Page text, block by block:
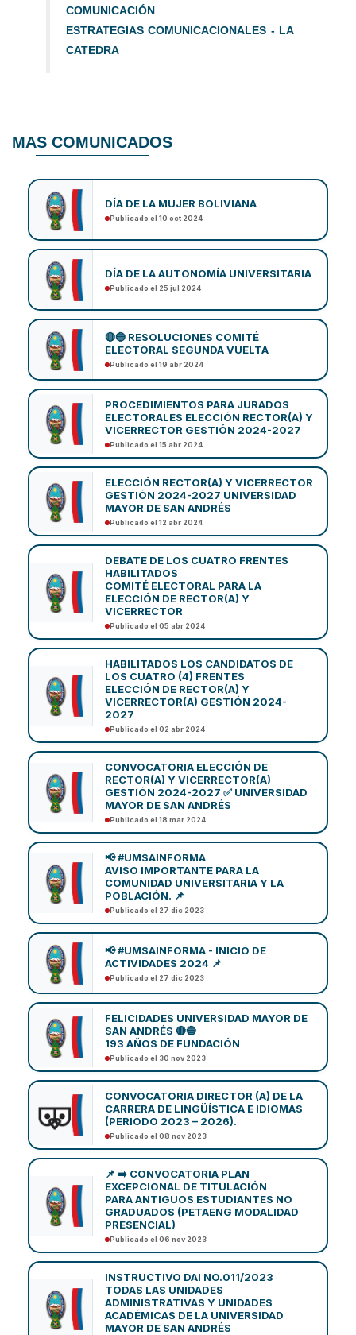
COMUNICACIÓN
ESTRATEGIAS COMUNICACIONALES - LA
CATEDRA
MAS COMUNICADOS
DÍA DE LA MUJER BOLIVIANA
Publicado el 10 oct 2024
DÍA DE LA AUTONOMÍA UNIVERSITARIA
Publicado el 25 jul 2024
🔴🔵 RESOLUCIONES COMITÉ
ELECTORAL SEGUNDA VUELTA
Publicado el 19 abr 2024
PROCEDIMIENTOS PARA JURADOS
ELECTORALES ELECCIÓN RECTOR(A) Y
VICERRECTOR GESTIÓN 2024-2027
Publicado el 15 abr 2024
ELECCIÓN RECTOR(A) Y VICERRECTOR
GESTIÓN 2024-2027 UNIVERSIDAD
MAYOR DE SAN ANDRÉS
Publicado el 12 abr 2024
DEBATE DE LOS CUATRO FRENTES
HABILITADOS
COMITÉ ELECTORAL PARA LA
ELECCIÓN DE RECTOR(A) Y
VICERRECTOR
Publicado el 05 abr 2024
HABILITADOS LOS CANDIDATOS DE
LOS CUATRO (4) FRENTES
ELECCIÓN DE RECTOR(A) Y
VICERRECTOR(A) GESTIÓN 2024-
2027
Publicado el 02 abr 2024
CONVOCATORIA ELECCIÓN DE
RECTOR(A) Y VICERRECTOR(A)
GESTIÓN 2024-2027 ✅ UNIVERSIDAD
MAYOR DE SAN ANDRÉS
Publicado el 18 mar 2024
📢 #UMSAINFORMA
AVISO IMPORTANTE PARA LA
COMUNIDAD UNIVERSITARIA Y LA
POBLACIÓN. 📌
Publicado el 27 dic 2023
📢 #UMSAINFORMA - INICIO DE
ACTIVIDADES 2024 📌
Publicado el 27 dic 2023
FELICIDADES UNIVERSIDAD MAYOR DE
SAN ANDRÉS 🔴🔵
193 AÑOS DE FUNDACIÓN
Publicado el 30 nov 2023
CONVOCATORIA DIRECTOR (A) DE LA
CARRERA DE LINGÜÍSTICA E IDIOMAS
(PERIODO 2023 – 2026).
Publicado el 08 nov 2023
📌 ➡️ CONVOCATORIA PLAN
EXCEPCIONAL DE TITULACIÓN
PARA ANTIGUOS ESTUDIANTES NO
GRADUADOS (PETAENG MODALIDAD
PRESENCIAL)
Publicado el 06 nov 2023
INSTRUCTIVO DAI NO.011/2023
TODAS LAS UNIDADES
ADMINISTRATIVAS Y UNIDADES
ACADÉMICAS DE LA UNIVERSIDAD
MAYOR DE SAN ANDRÉS